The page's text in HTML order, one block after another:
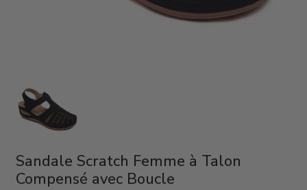
Sandale Scratch Femme à Talon
Compensé avec Boucle